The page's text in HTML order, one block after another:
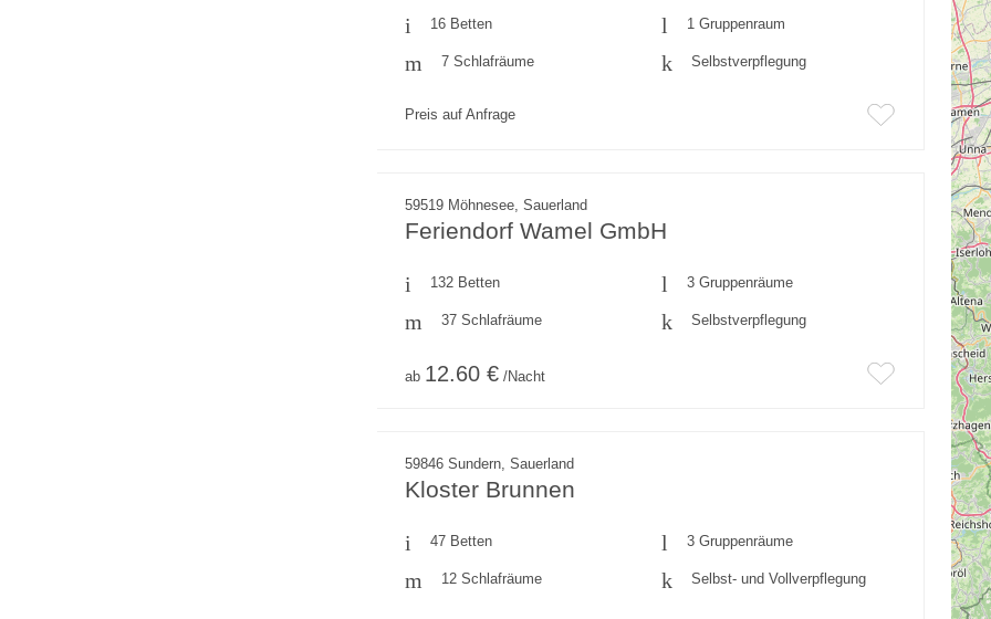
16 Betten 1 Gruppenraum
7 Schlafräume Selbstverpflegung
Preis auf Anfrage
59519 Möhnesee, Sauerland
Feriendorf Wamel GmbH
132 Betten 3 Gruppenräume
37 Schlafräume Selbstverpflegung
ab 12.60 € /Nacht
59846 Sundern, Sauerland
Kloster Brunnen
47 Betten 3 Gruppenräume
12 Schlafräume Selbst- und Vollverpflegung